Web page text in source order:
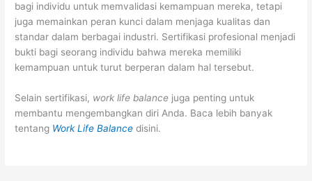
bagi individu untuk memvalidasi kemampuan mereka, tetapi
juga memainkan peran kunci dalam menjaga kualitas dan
standar dalam berbagai industri. Sertifikasi profesional menjadi
bukti bagi seorang individu bahwa mereka memiliki
kemampuan untuk turut berperan dalam hal tersebut.
Selain sertifikasi, work life balance juga penting untuk
membantu mengembangkan diri Anda. Baca lebih banyak
tentang Work Life Balance disini.